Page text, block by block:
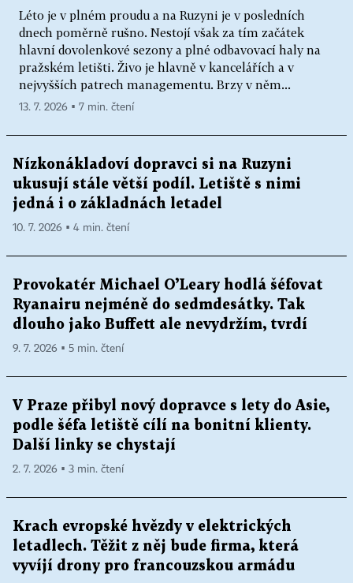
Léto je v plném proudu a na Ruzyni je v posledních
dnech poměrně rušno. Nestojí však za tím začátek
hlavní dovolenkové sezony a plné odbavovací haly na
pražském letišti. Živo je hlavně v kancelářích a v
nejvyšších patrech managementu. Brzy v něm...
13. 7. 2026 ▪ 7 min. čtení
Nízkonákladoví dopravci si na Ruzyni
ukusují stále větší podíl. Letiště s nimi
jedná i o základnách letadel
10. 7. 2026 ▪ 4 min. čtení
Provokatér Michael O’Leary hodlá šéfovat
Ryanairu nejméně do sedmdesátky. Tak
dlouho jako Buffett ale nevydržím, tvrdí
9. 7. 2026 ▪ 5 min. čtení
V Praze přibyl nový dopravce s lety do Asie,
podle šéfa letiště cílí na bonitní klienty.
Další linky se chystají
2. 7. 2026 ▪ 3 min. čtení
Krach evropské hvězdy v elektrických
letadlech. Těžit z něj bude firma, která
vyvíjí drony pro francouzskou armádu